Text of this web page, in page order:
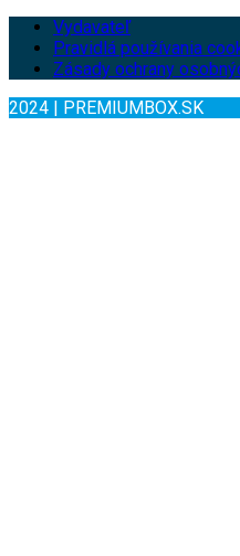
Vydavateľ
Pravidlá používania
Zásady ochrany
2024 | PREMIUMBOX.SK